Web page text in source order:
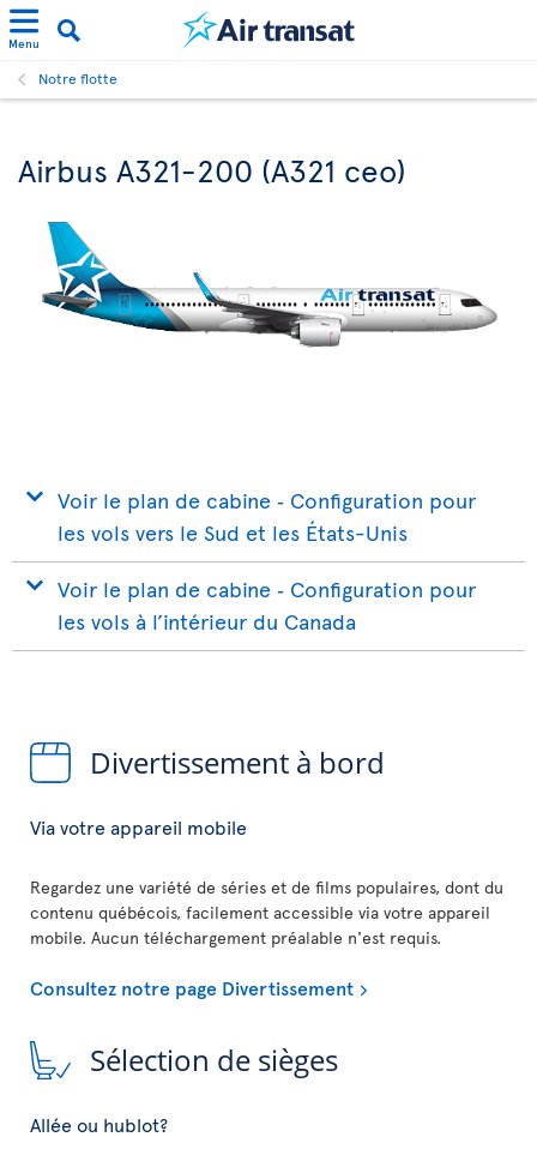
Menu
Notre flotte
Airbus A321-200 (A321 ceo)
Voir le plan de cabine ‐ Configuration pour
les vols vers le Sud et les États-Unis
Voir le plan de cabine ‐ Configuration pour
les vols à l’intérieur du Canada
Divertissement à bord
Via votre appareil mobile
Regardez une variété de séries et de films populaires, dont du
contenu québécois, facilement accessible via votre appareil
mobile. Aucun téléchargement préalable n'est requis.
Consultez notre page Divertissement
Sélection de sièges
Allée ou hublot?